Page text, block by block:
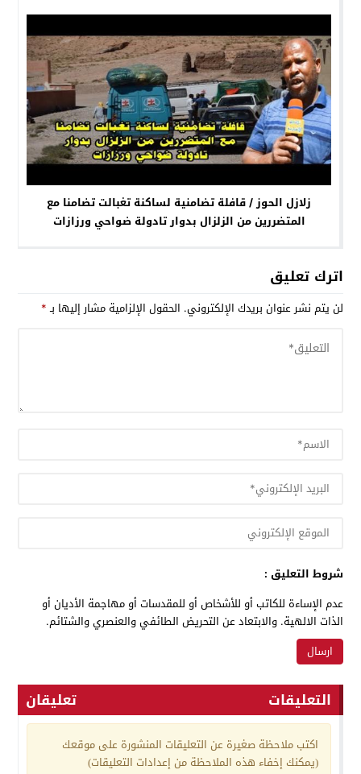
زلازل الحوز / قافلة تضامنية لساكنة تغبالت تضامنا مع
المتضررين من الزلزال بدوار تادولة ضواحي ورزازات
اترك تعليق
لن يتم نشر عنوان بريدك الإلكتروني. الحقول الإلزامية مشار إليها بـ*
شروط التعليق :
عدم الإساءة للكاتب أو للأشخاص أو للمقدسات أو مهاجمة الأديان أو
الذات الالهية. والابتعاد عن التحريض الطائفي والعنصري والشتائم.
التعليقات تعليقان
اكتب ملاحظة صغيرة عن التعليقات المنشورة على موقعك
(يمكنك إخفاء هذه الملاحظة من إعدادات التعليقات)